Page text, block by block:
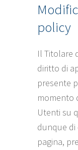
policy
Il Titolare
diritto di
presente
momento
Utenti su
dunque
pagina,